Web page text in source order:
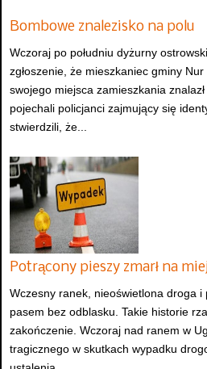
Bombowe znalezisko na polu
Wczoraj po południu dyżurny
zgłoszenie, że mieszkaniec gminy
swojego miejsca zamieszkania
pojechali policjanci zajmujący się
stwierdzili, że...
Potrącony pieszy zmarł na
Wczesny ranek, nieoświetlona droga i
pasem bez odblasku. Takie historie
zakończenie. Wczoraj nad ranem w
tragicznego w skutkach wypadku